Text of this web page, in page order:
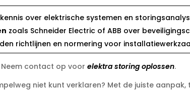
over elektrische systemen en
zoals Schneider Electric of ABB over
richtlijnen en normering voor
Neem contact op voorelektra storing oplossen.​
niet kunt verklaren? Met de juiste